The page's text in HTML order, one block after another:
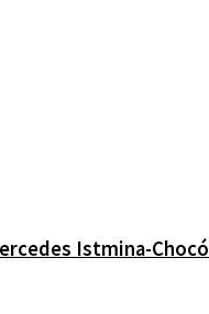
Istmina-Chocó